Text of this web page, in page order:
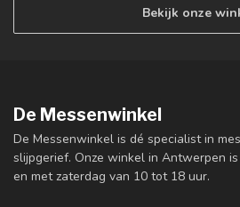
Bekijk onze
De Messenwinkel
De Messenwinkel is dé specialist in
slijpgerief. Onze winkel in Antwerpen
en met zaterdag van 10 tot 18 uur.